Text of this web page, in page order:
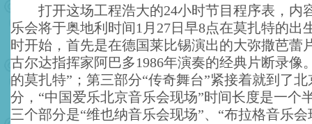
打开这场工程浩大的24小时节目程序表，内
乐会将于奥地利时间1月27日早8点在莫扎特的出
时开始，首先是在德国莱比锡演出的大弥撒芭蕾
古尔达指挥家阿巴多1986年演奏的经典片断录像
的莫扎特”；第三部分“传奇舞台”紧接着就到了北
分，“中国爱乐北京音乐会现场”时间长度是一个
三个部分是“维也纳音乐会现场”、“布拉格音乐会